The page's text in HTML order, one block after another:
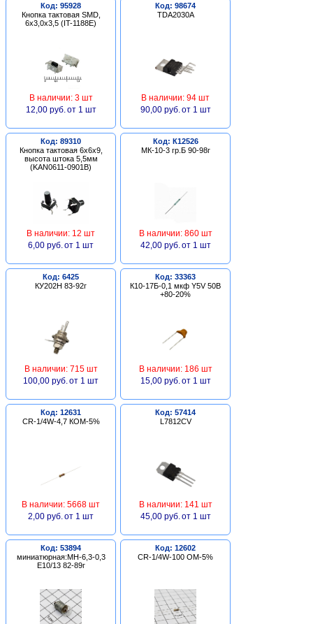
Код: 95928
Кнопка тактовая SMD,
6х3,0х3,5 (IT-1188E)
В наличии: 3 шт
12,00 руб. от 1 шт
Код: 98674
TDA2030A
В наличии: 94 шт
90,00 руб. от 1 шт
Код: 89310
Кнопка тактовая 6х6х9,
высота штока 5,5мм
(KAN0611-0901B)
В наличии: 12 шт
6,00 руб. от 1 шт
Код: К12526
МК-10-3 гр.Б 90-98г
В наличии: 860 шт
42,00 руб. от 1 шт
Код: 6425
КУ202Н 83-92г
В наличии: 715 шт
100,00 руб. от 1 шт
Код: 33363
К10-17Б-0,1 мкф Y5V 50В
+80-20%
В наличии: 186 шт
15,00 руб. от 1 шт
Код: 12631
CR-1/4W-4,7 КОМ-5%
В наличии: 5668 шт
2,00 руб. от 1 шт
Код: 57414
L7812CV
В наличии: 141 шт
45,00 руб. от 1 шт
Код: 53894
миниатюрная:МН-6,3-0,3
Е10/13 82-89г
Код: 12602
CR-1/4W-100 ОМ-5%